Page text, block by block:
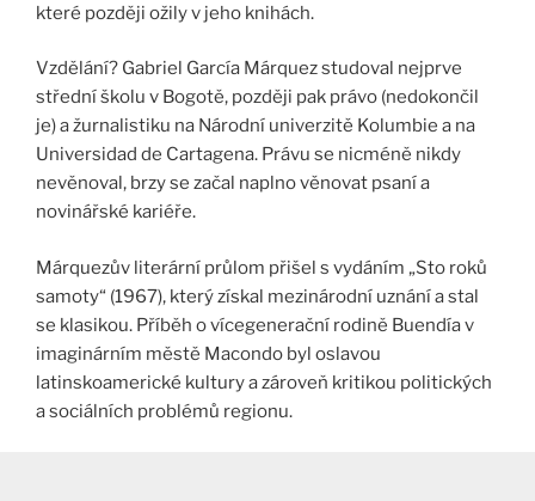
které později ožily v jeho knihách.
Vzdělání? Gabriel García Márquez studoval nejprve
střední školu v Bogotě, později pak právo (nedokončil
je) a žurnalistiku na Národní univerzitě Kolumbie a na
Universidad de Cartagena. Právu se nicméně nikdy
nevěnoval, brzy se začal naplno věnovat psaní a
novinářské kariéře.
Márquezův literární průlom přišel s vydáním „Sto roků
samoty“ (1967), který získal mezinárodní uznání a stal
se klasikou. Příběh o vícegenerační rodině Buendía v
imaginárním městě Macondo byl oslavou
latinskoamerické kultury a zároveň kritikou politických
a sociálních problémů regionu.